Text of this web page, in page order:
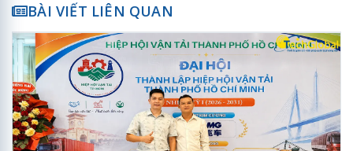
BÀI VIẾT LIÊN QUAN